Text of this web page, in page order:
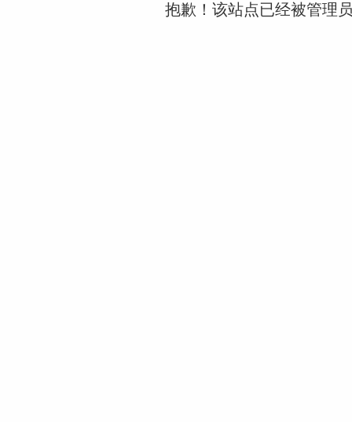
抱歉！该站点已经被管理